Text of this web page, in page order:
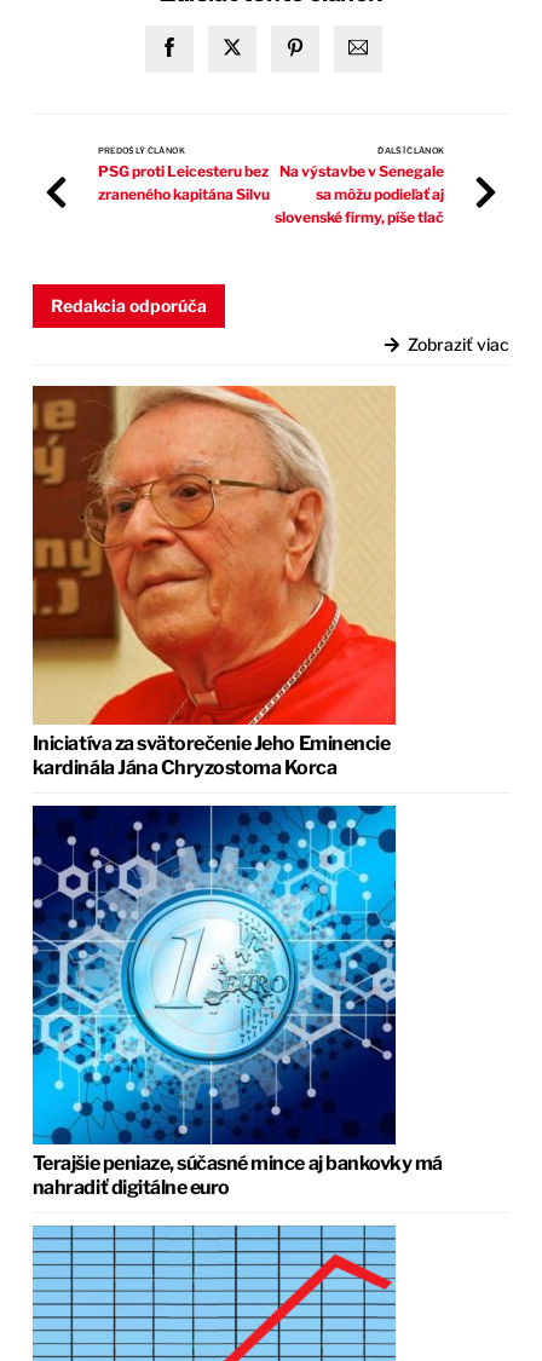
PREDOŠLÝ ČLÁNOK
PSG proti Leicesteru bez
zraneného kapitána Silvu
ĎALŠÍ ČLÁNOK
Na výstavbe v Senegale
sa môžu podieľať aj
slovenské firmy, píše tlač
Redakcia odporúča
Zobraziť viac
Iniciatíva za svätorečenie Jeho Eminencie
kardinála Jána Chryzostoma Korca
Terajšie peniaze, súčasné mince aj bankovky má
nahradiť digitálne euro